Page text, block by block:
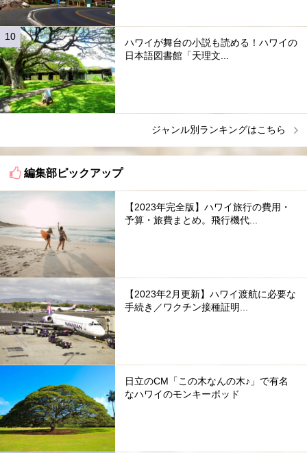
ハワイが舞台の小説も読める！ハワイの
日本語図書館「天理文...
ジャンル別ランキングはこちら
編集部ピックアップ
【2023年完全版】ハワイ旅行の費用・
予算・旅費まとめ。飛行機代...
【2023年2月更新】ハワイ渡航に必要な
手続き／ワクチン接種証明...
日立のCM「この木なんの木♪」で有名
なハワイのモンキーポッド